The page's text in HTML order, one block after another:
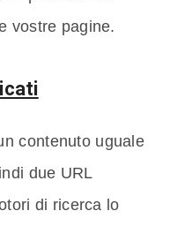
vostre pagine.
contenuto uguale
due URL
di ricerca lo